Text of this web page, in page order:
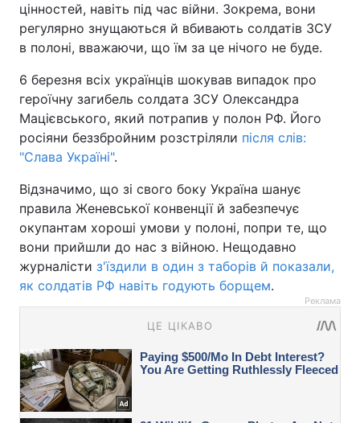
цінностей, навіть під час війни. Зокрема, вони
регулярно знущаються й вбивають солдатів ЗСУ
в полоні, вважаючи, що їм за це нічого не буде.
6 березня всіх українців шокував випадок про
героїчну загибель солдата ЗСУ Олександра
Мацієвського, який потрапив у полон РФ. Його
росіяни беззбройним розстріляли після слів:
"Слава Україні".
Відзначимо, що зі свого боку Україна шанує
правила Женевської конвенції й забезпечує
окупантам хороші умови у полоні, попри те, що
вони прийшли до нас з війною. Нещодавно
журналісти з'їздили в один з таборів й показали,
як солдатів РФ навіть годують борщем.
Реклама